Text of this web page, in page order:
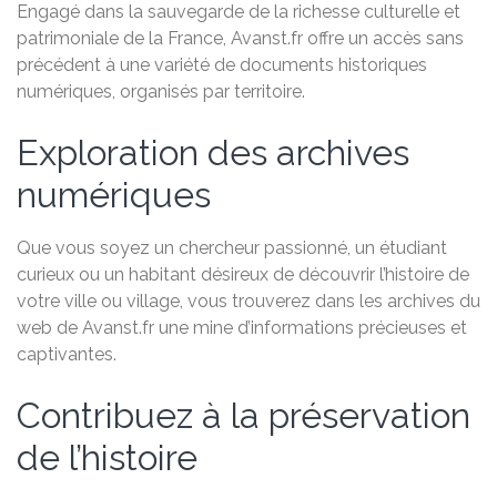
Engagé dans la sauvegarde de la richesse culturelle et
patrimoniale de la France, Avanst.fr offre un accès sans
précédent à une variété de documents historiques
numériques, organisés par territoire.
Exploration des archives
numériques
Que vous soyez un chercheur passionné, un étudiant
curieux ou un habitant désireux de découvrir l’histoire de
votre ville ou village, vous trouverez dans les archives du
web de Avanst.fr une mine d’informations précieuses et
captivantes.
Contribuez à la préservation
de l’histoire